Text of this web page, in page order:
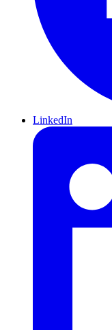
LinkedIn